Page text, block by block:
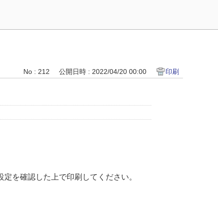
No : 212 公開日時 : 2022/04/20 00:00 印刷
を確認した上で印刷してください。